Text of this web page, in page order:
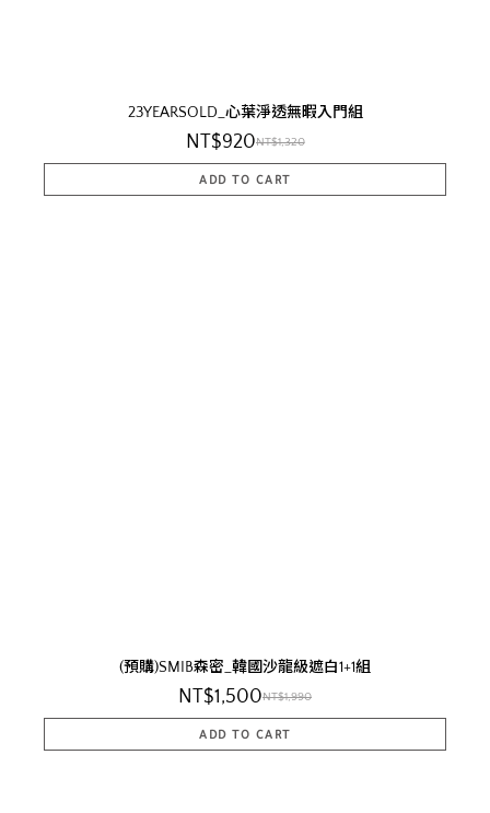
23YEARSOLD_心葉淨透無暇入門組
NT$920NT$1,320
(預購)SMIB森密_韓國沙龍級遮白1+1組
NT$1,500NT$1,990